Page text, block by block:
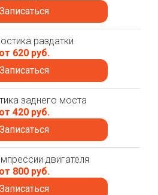
Записаться
раздатки
от 620 руб.
Записаться
заднего моста
от 420 руб.
Записаться
двигателя
от 800 руб.
Записаться